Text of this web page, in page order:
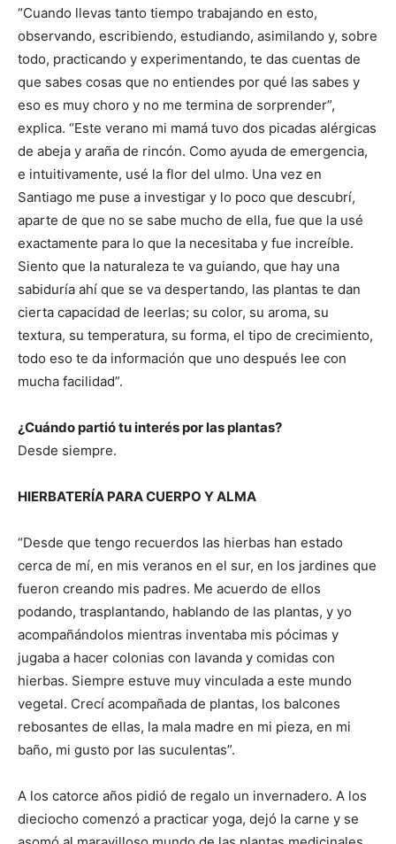
“Cuando llevas tanto tiempo trabajando en esto,
observando, escribiendo, estudiando, asimilando y, sobre
todo, practicando y experimentando, te das cuentas de
que sabes cosas que no entiendes por qué las sabes y
eso es muy choro y no me termina de sorprender”,
explica. “Este verano mi mamá tuvo dos picadas alérgicas
de abeja y araña de rincón. Como ayuda de emergencia,
e intuitivamente, usé la flor del ulmo. Una vez en
Santiago me puse a investigar y lo poco que descubrí,
aparte de que no se sabe mucho de ella, fue que la usé
exactamente para lo que la necesitaba y fue increíble.
Siento que la naturaleza te va guiando, que hay una
sabiduría ahí que se va despertando, las plantas te dan
cierta capacidad de leerlas; su color, su aroma, su
textura, su temperatura, su forma, el tipo de crecimiento,
todo eso te da información que uno después lee con
mucha facilidad”.
¿Cuándo partió tu interés por las plantas?
Desde siempre.
HIERBATERÍA PARA CUERPO Y ALMA
“Desde que tengo recuerdos las hierbas han estado
cerca de mí, en mis veranos en el sur, en los jardines que
fueron creando mis padres. Me acuerdo de ellos
podando, trasplantando, hablando de las plantas, y yo
acompañándolos mientras inventaba mis pócimas y
jugaba a hacer colonias con lavanda y comidas con
hierbas. Siempre estuve muy vinculada a este mundo
vegetal. Crecí acompañada de plantas, los balcones
rebosantes de ellas, la mala madre en mi pieza, en mi
baño, mi gusto por las suculentas”.
A los catorce años pidió de regalo un invernadero. A los
dieciocho comenzó a practicar yoga, dejó la carne y se